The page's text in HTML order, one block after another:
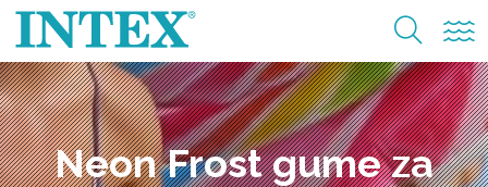
Neon Frost gume za